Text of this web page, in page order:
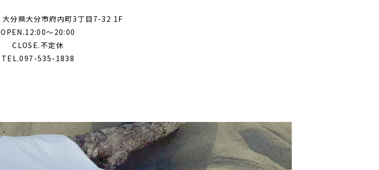
大分県大分市府内町3丁目7-32 1F
OPEN.12:00～20:00
CLOSE.不定休
TEL.097-535-1838